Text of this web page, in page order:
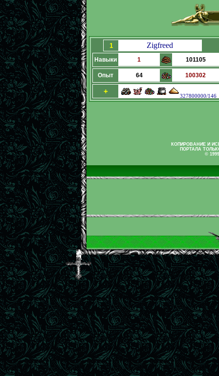
1 Zigfreed
Навыки 1 101105
Опыт 64 100302
+
327800000/146
КОПИРОВАНИЕ И
ПОРТАЛА
©